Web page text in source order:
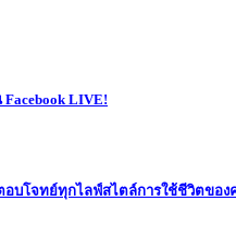
LIVE!
บโจทย์ทุกไลฟ์สไตล์การใช้ชีวิตของ